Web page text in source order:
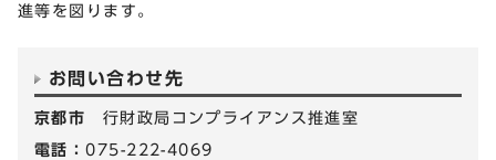
進等を図ります。
お問い合わせ先
京都市 行財政局コンプライアンス推進室
電話：075-222-4069